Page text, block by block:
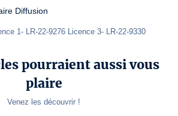
Diffusion
1- LR-22-9276 Licence 3- LR-22-9330
pourraient aussi vous
plaire
Venez les découvrir !